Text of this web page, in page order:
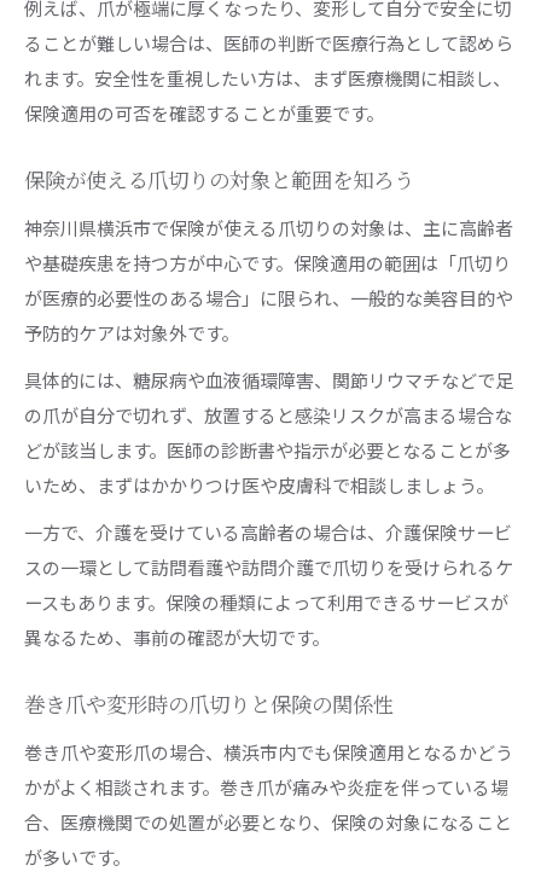
例えば、爪が極端に厚くなったり、変形して自分で安全に切
ることが難しい場合は、医師の判断で医療行為として認めら
れます。安全性を重視したい方は、まず医療機関に相談し、
保険適用の可否を確認することが重要です。
保険が使える爪切りの対象と範囲を知ろう
神奈川県横浜市で保険が使える爪切りの対象は、主に高齢者
や基礎疾患を持つ方が中心です。保険適用の範囲は「爪切り
が医療的必要性のある場合」に限られ、一般的な美容目的や
予防的ケアは対象外です。
具体的には、糖尿病や血液循環障害、関節リウマチなどで足
の爪が自分で切れず、放置すると感染リスクが高まる場合な
どが該当します。医師の診断書や指示が必要となることが多
いため、まずはかかりつけ医や皮膚科で相談しましょう。
一方で、介護を受けている高齢者の場合は、介護保険サービ
スの一環として訪問看護や訪問介護で爪切りを受けられるケ
ースもあります。保険の種類によって利用できるサービスが
異なるため、事前の確認が大切です。
巻き爪や変形時の爪切りと保険の関係性
巻き爪や変形爪の場合、横浜市内でも保険適用となるかどう
かがよく相談されます。巻き爪が痛みや炎症を伴っている場
合、医療機関での処置が必要となり、保険の対象になること
が多いです。